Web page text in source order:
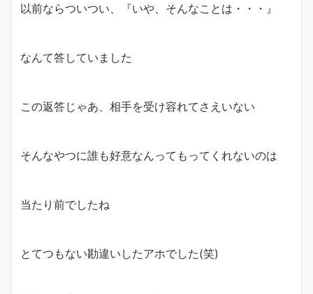
以前ならついつい、『いや、そんなことは・・・』
なんて答していました
この返答じゃあ、相手を受け容れてさえいない
そんなやつに誰も好意なんってもってくれないのは
当たり前でしたね
とてつもない勘違いしたアホでした(笑)